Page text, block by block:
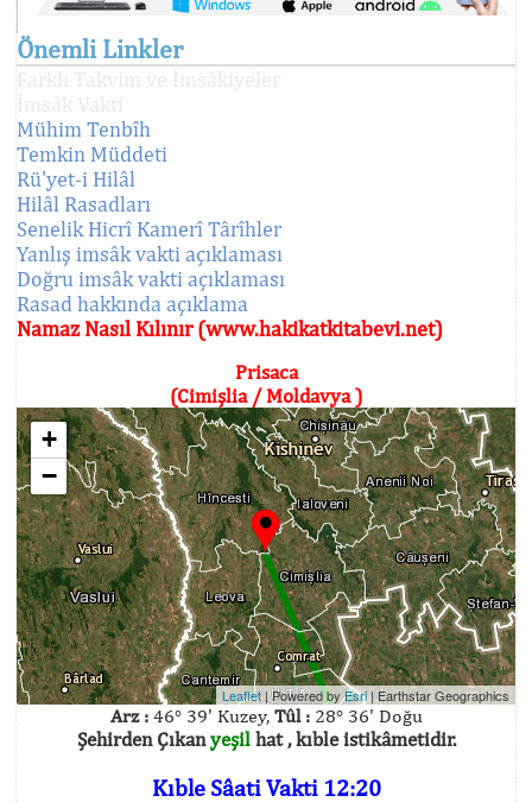
Önemli Linkler
Mühim Tenbîh
Temkin Müddeti
Rü'yet-i Hilâl
Hilâl Rasadları
Senelik Hicrî Kamerî Târîhler
Yanlış imsâk vakti açıklaması
Doğru imsâk vakti açıklaması
Rasad hakkında açıklama
Namaz Nasıl Kılınır (www.hakikatkitabevi.net)
Prisaca
(Cimişlia / Moldavya )
+
−
Leaflet | Powered byEsri| Earthstar Geographics
Arz :46° 39' Kuzey, Tûl :28° 36' Doğu
Şehirden Çıkanyeşilhat , kıble istikâmetidir.
Kıble Sâati Vakti 12:20